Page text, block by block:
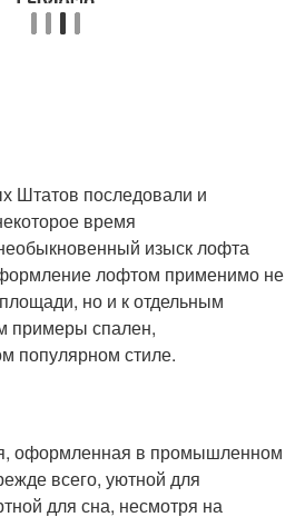
Штатов последовали и
время
изыск лофта
лофтом применимо не
но и к отдельным
примеры спален,
популярном стиле.
оформленная в промышленном
всего, уютной для
для сна, несмотря на